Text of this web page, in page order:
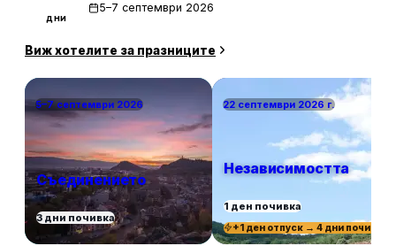
дни
5–7 септември 2026
Виж хотелите за празниците
5–7 септември 2026
Съединението
3 дни почивка
22 септември 2026 г.
Независимостта
1 ден почивка
+1 ден отпуск → 4 дни почивка